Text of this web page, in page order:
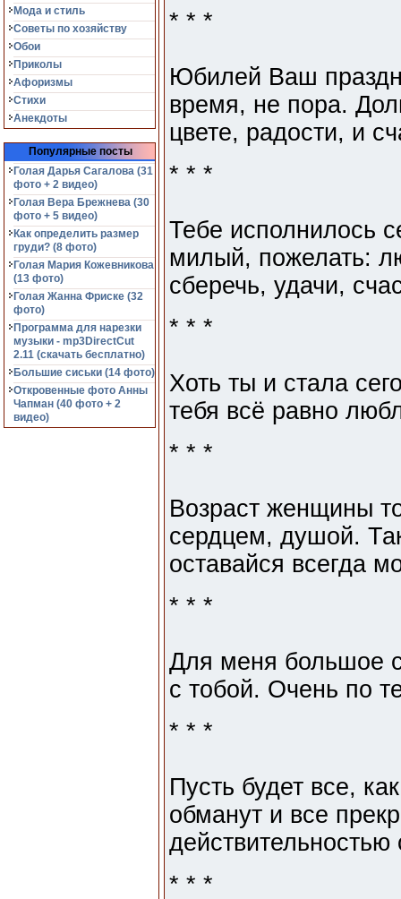
Мода и стиль
Советы по хозяйству
Обои
Приколы
Афоризмы
Стихи
Анекдоты
Популярные посты
Голая Дарья Сагалова (31
фото + 2 видео)
Голая Вера Брежнева (30
фото + 5 видео)
Как определить размер
груди? (8 фото)
Голая Мария Кожевникова
(13 фото)
Голая Жанна Фриске (32
фото)
Программа для нарезки
музыки - mp3DirectCut
2.11 (cкачать бесплатно)
Большие сиськи (14 фото)
Откровенные фото Анны
Чапман (40 фото + 2
видео)
* * *
Юбилей Ваш
время, не пора.
цвете, радости, и
* * *
Тебе исполнилось
милый, пожелать:
сберечь, удачи,
* * *
Хоть ты и стала
тебя всё равно
* * *
Возраст женщины
сердцем, душой.
оставайся всегда
* * *
Для меня большое
с тобой. Очень по
* * *
Пусть будет все,
обманут и все
действительностью
* * *